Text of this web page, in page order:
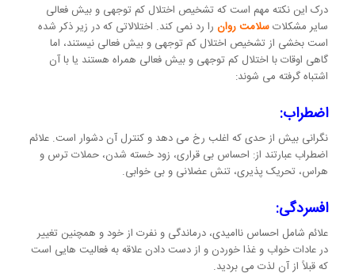
درک این نکته مهم است که تشخیص اختلال کم توجهی و بیش فعالی
سایر مشکلاتسلامت روانرا رد نمی کند. اختلالاتی که در زیر ذکر شده
است بخشی از تشخیص اختلال کم توجهی و بیش فعالی نیستند، اما
گاهی اوقات با اختلال کم توجهی و بیش فعالی همراه هستند یا با آن
اشتباه گرفته می شوند:
اضطراب:
نگرانی بیش از حدی که اغلب رخ می دهد و کنترل آن دشوار است. علائم
اضطراب عبارتند از: احساس بی قراری، زود خسته شدن، حملات ترس و
هراس، تحریک پذیری، تنش عضلانی و بی خوابی.
افسردگی:
علائم شامل احساس ناامیدی، درماندگی و نفرت از خود و همچنین تغییر
در عادات خواب و غذا خوردن و از دست دادن علاقه به فعالیت هایی است
که قبلاً از آن لذت می بردید.